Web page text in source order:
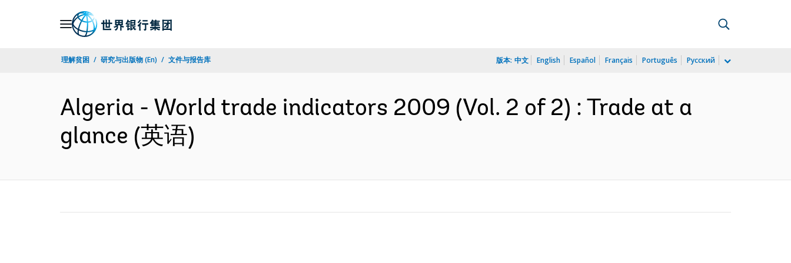
理解贫困 研究与出版物 (En) 文件与报告库 版本: 中文 English Español Français Português Русский
Algeria - World trade indicators 2009 (Vol. 2 of 2) : Trade at a
glance (英语)